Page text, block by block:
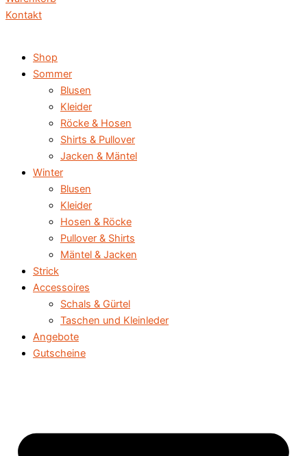
Kontakt
Shop
Sommer
Blusen
Kleider
Röcke & Hosen
Shirts & Pullover
Jacken & Mäntel
Winter
Blusen
Kleider
Hosen & Röcke
Pullover & Shirts
Mäntel & Jacken
Strick
Accessoires
Schals & Gürtel
Taschen und Kleinleder
Angebote
Gutscheine